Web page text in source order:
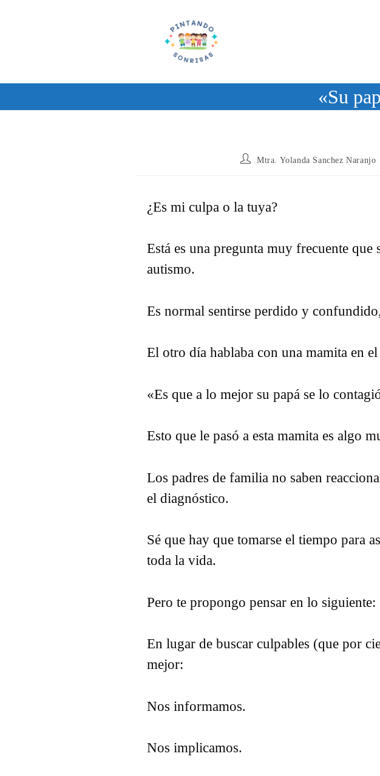
«Su
AutorMtra. Yolanda Sanchez Naranjo
¿Es mi culpa o la tuya?
Está es una pregunta muy frecuente
autismo.
Es normal sentirse perdido y
El otro día hablaba con una mamita en
«Es que a lo mejor su papá se lo
Esto que le pasó a esta mamita es algo
Los padres de familia no saben
el diagnóstico.
Sé que hay que tomarse el tiempo para
toda la vida.
Pero te propongo pensar en lo siguiente:
En lugar de buscar culpables (que por
mejor:
Nos informamos.
Nos implicamos.